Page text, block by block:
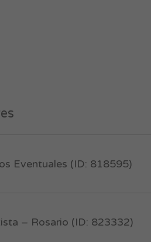
Eventuales (ID: 818595)
– Rosario (ID: 823332)